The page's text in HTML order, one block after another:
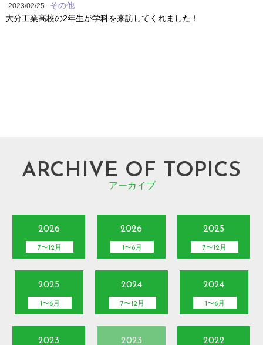
2023/02/25
その他
大分工業高校の2年生が学科を来訪してくれました！
ARCHIVE OF TOPICS
アーカイブ
2026
7〜12月
2026
1〜6月
2025
7〜12月
2025
1〜6月
2024
7〜12月
2024
1〜6月
2023 2023 2022